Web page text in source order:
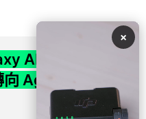
AI 新方向 未來
Agent 全自動操
×